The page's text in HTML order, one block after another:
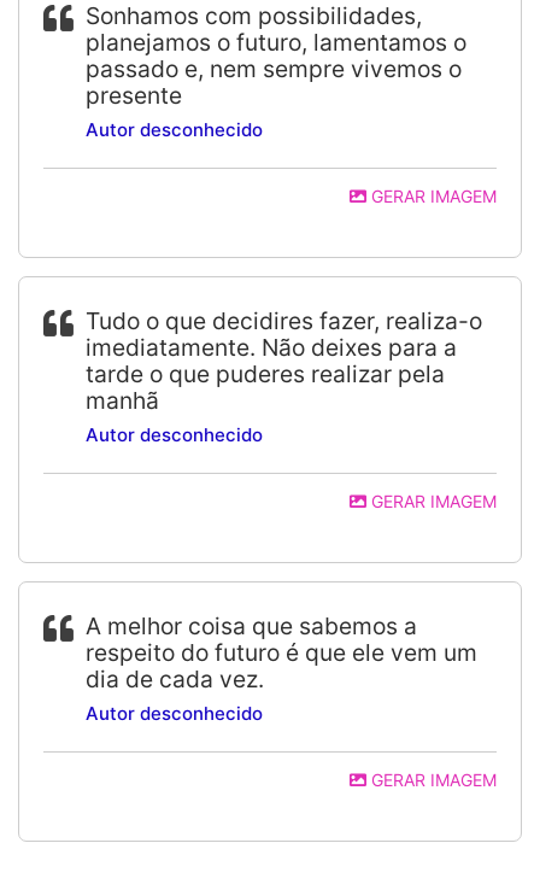
Sonhamos com possibilidades,
planejamos o futuro, lamentamos o
passado e, nem sempre vivemos o
presente
Autor desconhecido
GERAR IMAGEM
Tudo o que decidires fazer, realiza-o
imediatamente. Não deixes para a
tarde o que puderes realizar pela
manhã
Autor desconhecido
GERAR IMAGEM
A melhor coisa que sabemos a
respeito do futuro é que ele vem um
dia de cada vez.
Autor desconhecido
GERAR IMAGEM